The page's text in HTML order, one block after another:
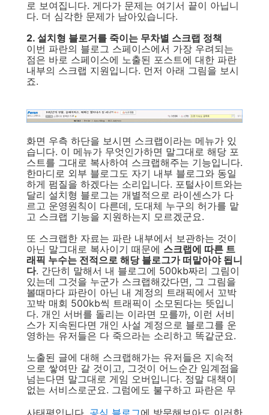
로 보여집니다. 게다가 문제는 여기서 끝이 아닙니
다. 더 심각한 문제가 남아있습니다.
2. 설치형 블로거를 죽이는 무차별 스크랩 정책
이번 파란의 블로그 스페이스에서 가장 우려되는
점은 바로 스페이스에 노출된 포스트에 대한 파란
내부의 스크랩 지원입니다. 먼저 아래 그림을 보시
죠.
화면 우측 하단을 보시면 스크랩이라는 메뉴가 있
습니다. 이 메뉴가 무엇인가하면 말그대로 해당 포
스트를 그대로 복사하여 스크랩해주는 기능입니다.
한마디로 외부 블로그도 자기 내부 블로그와 동일
하게 펌질을 하겠다는 소리입니다. 포털사이트와는
달리 설치형 블로그는 개별적으로 라이센스가 다
르고 운영원칙이 다른데, 도대체 누구의 허가를 맡
고 스크랩 기능을 지원하는지 모르겠군요.
또 스크랩한 자료는 파란 내부에서 보관하는 것이
아닌 말그대로 복사이기 때문에 스크랩에 따른 트
래픽 누수는 전적으로 해당 블로그가 떠맡아야 됩니
다. 간단히 말해서 내 블로그에 500kb짜리 그림이
있는데 그것을 누군가 스크랩해갔다면, 그 그림을
볼때마다 파란이 아닌 내 계정의 트래픽에서 꼬박
꼬박 매회 500kb씩 트래픽이 소모된다는 뜻입니
다. 개인 서버를 돌리는 이라면 모를까, 이런 서비
스가 지속된다면 개인 사설 계정으로 블로그를 운
영하는 유저들은 다 죽으라는 소리하고 똑같군요.
노출된 글에 대해 스크랩해가는 유저들은 지속적
으로 쌓여만 갈 것이고, 그것이 어느순간 임계점을
넘는다면 말그대로 게임 오버입니다. 정말 대책이
없는 서비스로군요. 그럼에도 불구하고 파란은 무